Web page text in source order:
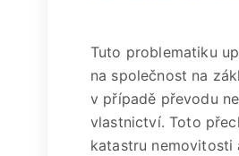
Tuto problematiku
na společnost na
v případě převodu
vlastnictví. Toto
katastru